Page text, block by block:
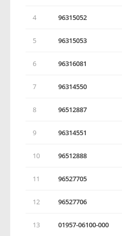
4 96315052
5 96315053
6 96316081
7 96314550
8 96512887
9 96314551
10 96512888
11 96527705
12 96527706
13 01957-06100-000